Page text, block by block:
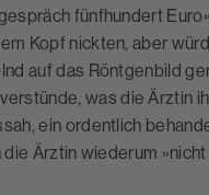
fünfhundert
Kopf nickten, aber
auf das Röntgenbild
was die Ärztin
ein ordentlich
Ärztin wiederum